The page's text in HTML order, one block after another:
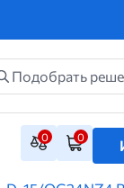
0 0